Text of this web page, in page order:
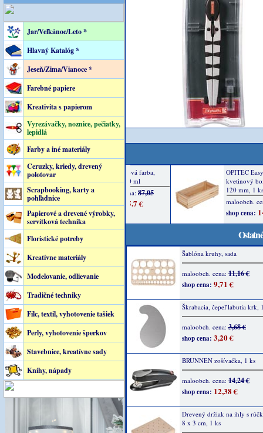
Jar/Veľkánoc/Leto *
Hlavný Katalóg *
Jeseň/Zima/Vianoce *
Farebné papiere
Kreativita s papierom
Vyrezávačky, noznice, pečiatky,
lepidlá
Farby a iné materiály
Ceruzky, kriedy, drevený
polotovar
Scrapbooking, karty a
pohľadnice
Papierové a drevené výrobky,
servítková technika
Floristické potreby
Kreatívne materiály
Modelovanie, odlievanie
Tradičné techniky
Filc, textil, vyhotovenie tašiek
Perly, vyhotovenie šperkov
Stavebnice, kreatívne sady
Knihy, nápady
Šablóna kruhy, sada
maloobch. cena:11,16 €
shop cena: 9,71 €
Škrabacia, čepeľ labutia krk,
maloobch. cena:3,68 €
shop cena: 3,20 €
BRUNNEN zošívačka, 1 ks
maloobch. cena:14,24 €
shop cena: 12,38 €
Drevený držiak na ihly s
8 x 3 cm, 1 ks